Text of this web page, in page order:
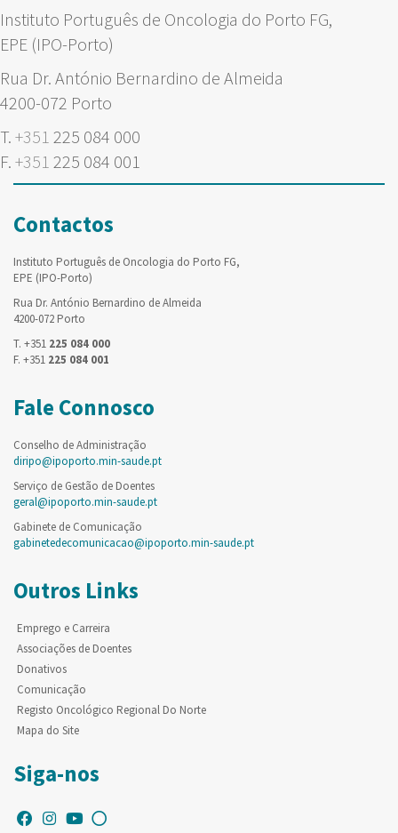
Instituto Português de Oncologia do Porto FG,
EPE (IPO-Porto)
Rua Dr. António Bernardino de Almeida
4200-072 Porto
T. +351 225 084 000
F. +351 225 084 001
Contactos
Instituto Português de Oncologia do Porto FG,
EPE (IPO-Porto)
Rua Dr. António Bernardino de Almeida
4200-072 Porto
T. +351 225 084 000
F. +351 225 084 001
Fale Connosco
Conselho de Administração
diripo@ipoporto.min-saude.pt
Serviço de Gestão de Doentes
geral@ipoporto.min-saude.pt
Gabinete de Comunicação
gabinetedecomunicacao@ipoporto.min-saude.pt
Outros Links
Emprego e Carreira
Associações de Doentes
Donativos
Comunicação
Registo Oncológico Regional Do Norte
Mapa do Site
Siga-nos